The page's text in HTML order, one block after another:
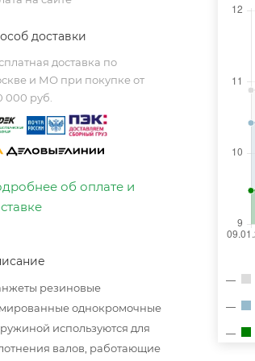
доставки
доставка по
и МО при покупке от
000 руб.
об оплате и
резиновые
однокромочные
используются для
валов, работающие